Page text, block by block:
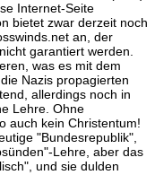
Internet-Seite
bietet zwar derzeit noch
an, der
garantiert werden.
was es mit dem
Nazis propagierten
allerdings noch in
Lehre. Ohne
auch kein Christentum!
"Bundesrepublik",
Lehre, aber das
und sie dulden